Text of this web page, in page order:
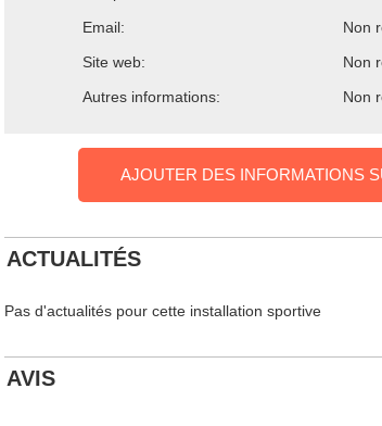
Email:
Non
Site web:
Non
Autres informations:
Non
AJOUTER DES INFORMATIONS
ACTUALITÉS
Pas d'actualités pour cette installation sportive
AVIS